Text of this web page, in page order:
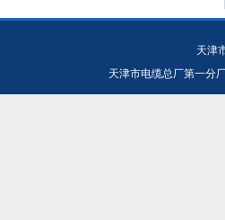
天津
天津市电缆总厂第一分